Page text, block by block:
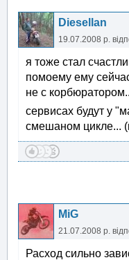
Diesellan
19.07.2008 р.
я тоже стал
помоему ему
не с
сервисах будут у
смешаном цикле...
MiG
21.07.2008 р.
Расход сильно